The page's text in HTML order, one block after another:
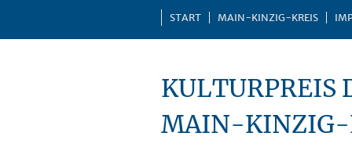
START MAIN-KINZIG-KREIS
KULTURPREIS
MAIN-KINZIG-